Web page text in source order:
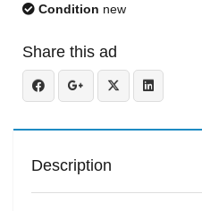
Condition new
Share this ad
Description